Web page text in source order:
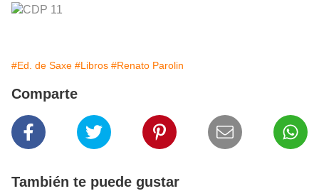
#Ed. de Saxe #Libros #Renato Parolin
Comparte
También te puede gustar